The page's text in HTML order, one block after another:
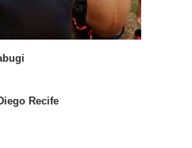
Recife